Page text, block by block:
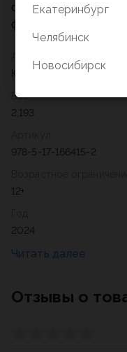
Юдзан Дайдодзи,
Вес
2,193
978-5-17-166415-2
12+
2024
сооружения
факты Чудеса
Отзывы о
Екатеринбург
Челябинск
Новосибирск